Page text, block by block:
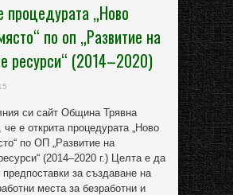
процедурата „Ново
по оп „Развитие на
ресурси“ (2014–2020)
си сайт Община Трявна
е открита процедурата „Ново
по ОП „Развитие на
(2014–2020 г.) Целта е да
предпоставки за създаване на
места за безработни и